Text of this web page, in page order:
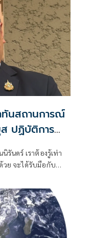
ทันสถานการณ์
ปฏิบัติการ
รันดร์ เราต้องรู้เท่า
วย จะได้รับมือกับ